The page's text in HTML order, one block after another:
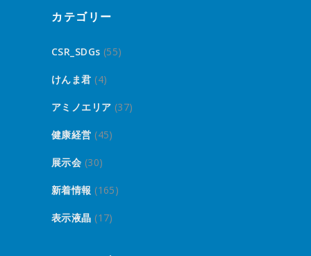
カテゴリー
CSR_SDGs (55)
けんま君 (4)
アミノエリア (37)
健康経営 (45)
展示会 (30)
新着情報 (165)
表示液晶 (17)